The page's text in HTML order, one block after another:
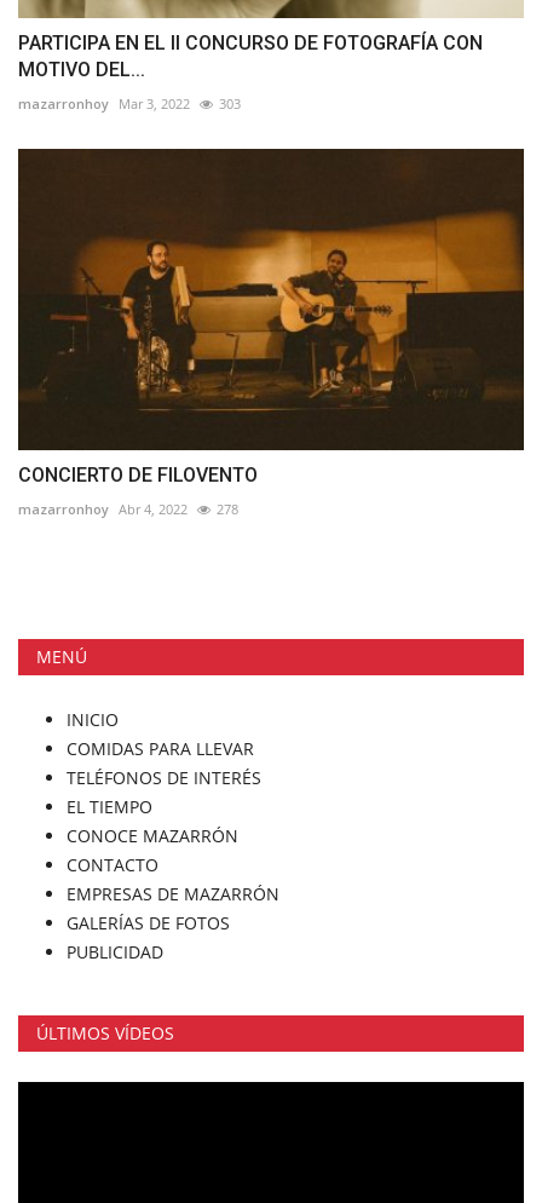
PARTICIPA EN EL II CONCURSO DE FOTOGRAFÍA CON
MOTIVO DEL...
mazarronhoy Mar 3, 2022 303
CONCIERTO DE FILOVENTO
mazarronhoy Abr 4, 2022 278
MENÚ
INICIO
COMIDAS PARA LLEVAR
TELÉFONOS DE INTERÉS
EL TIEMPO
CONOCE MAZARRÓN
CONTACTO
EMPRESAS DE MAZARRÓN
GALERÍAS DE FOTOS
PUBLICIDAD
ÚLTIMOS VÍDEOS